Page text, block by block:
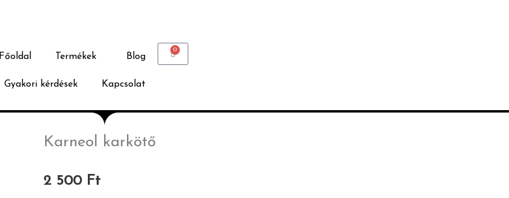
Főoldal Termékek Blog
Gyakori kérdések Kapcsolat
0
Kosár
Karneol karkötő
2 500 Ft